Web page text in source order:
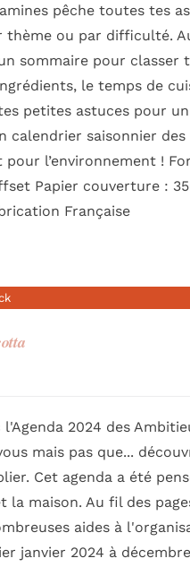
pêche toutes tes
thème ou par difficulté.
sommaire pour classer
le temps de
petites astuces pour
saisonnier
l’environnement !
Papier couverture :
Française
2024 des
mais pas que...
Cet agenda a été
maison. Au fil des
aides à
janvier 2024 à